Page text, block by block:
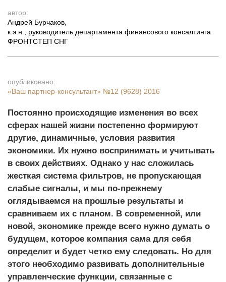
автор:
Андрей Бурчаков
к.э.н., руководитель департамента финансового консалтинга
ФРОНТСТЕП СНГ
опубликовано:
«Ваш партнер-консультант» №12 (9628) 2016
Постоянно происходящие изменения во всех
сферах нашей жизни постепенно формируют
другие, динамичные, условия развития
экономики. Их нужно воспринимать и учитывать
в своих действиях. Однако у нас сложилась
жесткая система фильтров, не пропускающая
слабые сигналы, и мы по-прежнему
оглядываемся на прошлые результаты и
сравниваем их с планом. В современной, или
новой, экономике прежде всего нужно думать о
будущем, которое компания сама для себя
определит и будет четко ему следовать. Но для
этого необходимо развивать дополнительные
управленческие функции, связанные с